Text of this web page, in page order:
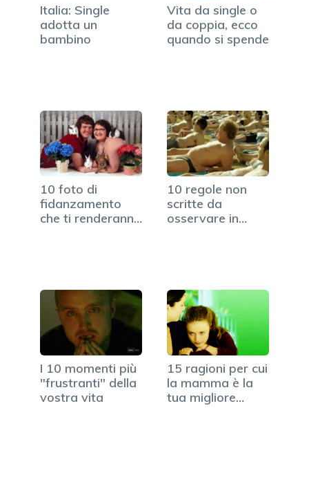
Italia: Single
adotta un
bambino
Vita da single o
da coppia, ecco
quando si spende
10 foto di
fidanzamento
che ti renderanno
10 regole non
scritte da
osservare in
I 10 momenti più
"frustranti" della
vostra vita
15 ragioni per cui
la mamma è la
tua migliore